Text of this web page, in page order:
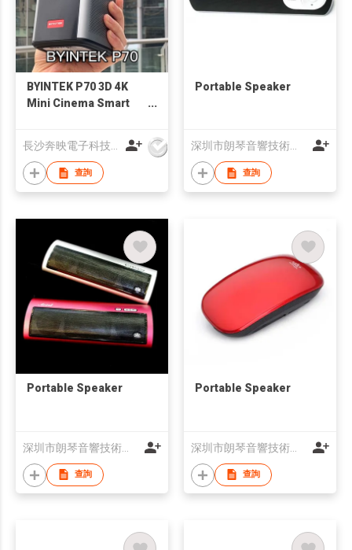
BYINTEK P70 3D 4K
Mini Cinema Smart
Video LED DLP
Projector with Battery
長沙奔映電子科技有限公司
查詢
Portable Speaker
深圳市朗琴音響技術有限公司
查詢
Portable Speaker
深圳市朗琴音響技術有限公司
查詢
Portable Speaker
深圳市朗琴音響技術有限公司
查詢